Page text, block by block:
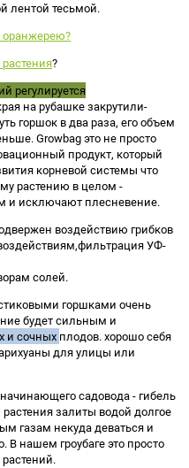
лентой тесьмой.
оранжерею?
?
регулируется
на рубашке закрутили-
горшок в два раза, его объем
Growbag это не просто
продукт, который
корневой системы что
растению в целом -
и исключают плесневение.
воздействию грибков
УФ-
солей.
горшками очень
будет сильным и
и сочных плодов. хорошо себя
для улицы или
садовода - гибель
залиты водой долгое
газам некуда деваться и
В нашем гроубаге это просто